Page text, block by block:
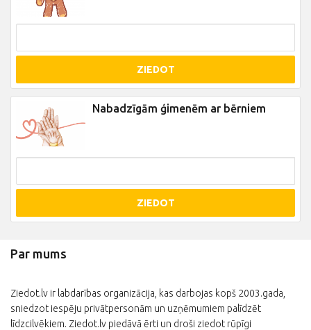
ZIEDOT
Nabadzīgām ģimenēm ar bērniem
ZIEDOT
Par mums
Ziedot.lv ir labdarības organizācija, kas darbojas kopš 2003.gada,
sniedzot iespēju privātpersonām un uzņēmumiem palīdzēt
līdzcilvēkiem. Ziedot.lv piedāvā ērti un droši ziedot rūpīgi